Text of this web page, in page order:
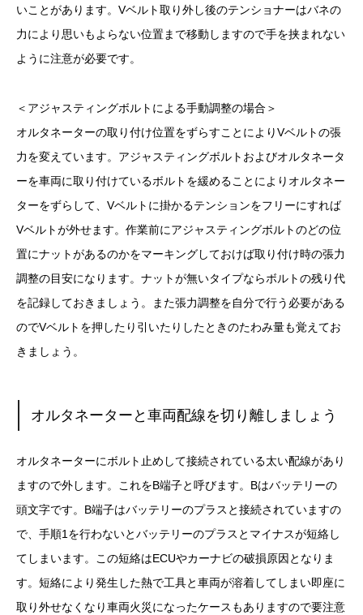
いことがあります。Vベルト取り外し後のテンショナーはバネの
力により思いもよらない位置まで移動しますので手を挟まれない
ように注意が必要です。
＜アジャスティングボルトによる手動調整の場合＞
オルタネーターの取り付け位置をずらすことによりVベルトの張
力を変えています。アジャスティングボルトおよびオルタネータ
ーを車両に取り付けているボルトを緩めることによりオルタネー
ターをずらして、Vベルトに掛かるテンションをフリーにすれば
Vベルトが外せます。作業前にアジャスティングボルトのどの位
置にナットがあるのかをマーキングしておけば取り付け時の張力
調整の目安になります。ナットが無いタイプならボルトの残り代
を記録しておきましょう。また張力調整を自分で行う必要がある
のでVベルトを押したり引いたりしたときのたわみ量も覚えてお
きましょう。
オルタネーターと車両配線を切り離しましょう
オルタネーターにボルト止めして接続されている太い配線があり
ますので外します。これをB端子と呼びます。Bはバッテリーの
頭文字です。B端子はバッテリーのプラスと接続されていますの
で、手順1を行わないとバッテリーのプラスとマイナスが短絡し
てしまいます。この短絡はECUやカーナビの破損原因となりま
す。短絡により発生した熱で工具と車両が溶着してしまい即座に
取り外せなくなり車両火災になったケースもありますので要注意